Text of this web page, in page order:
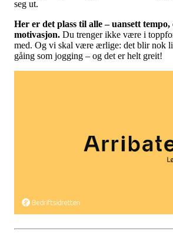
seg ut.
Her er det plass til alle – uansett
motivasjon. Du trenger ikke være i
med. Og vi skal være ærlige: det blir nok
gåing som jogging – og det er helt greit!